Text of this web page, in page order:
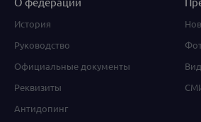
О федерации
История
Руководство
Официальные документы
Реквизиты
Антидопинг